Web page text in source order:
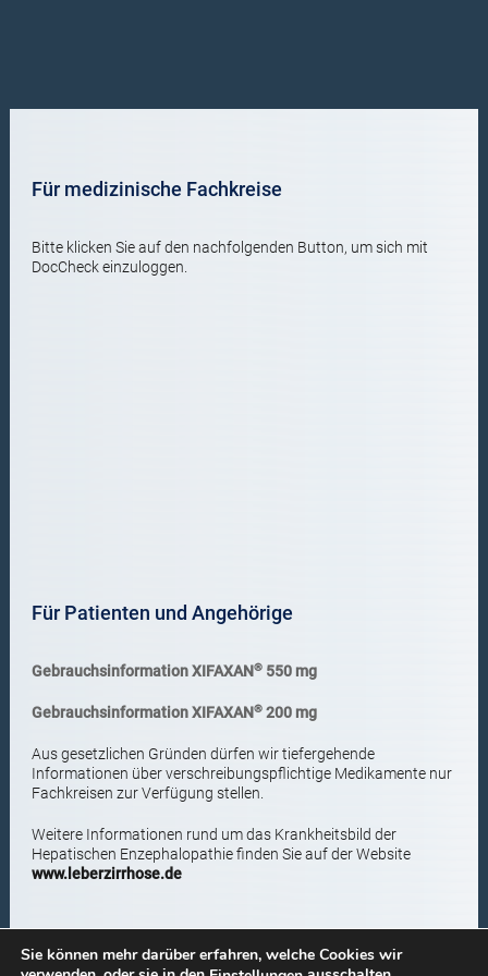
Für medizinische Fachkreise
Bitte klicken Sie auf den nachfolgenden Button, um sich mit
DocCheck einzuloggen.
Für Patienten und Angehörige
Gebrauchsinformation XIFAXAN®550 mg
Gebrauchsinformation XIFAXAN®200 mg
Aus gesetzlichen Gründen dürfen wir tiefergehende
Informationen über verschreibungspflichtige Medikamente nur
Fachkreisen zur Verfügung stellen.
Weitere Informationen rund um das Krankheitsbild der
Hepatischen Enzephalopathie finden Sie auf der Website
www.leberzirrhose.de
ÜBER NORGINE | KONTAKT | IMPRESSUM |
Sie können mehr darüber erfahren, welche Cookies wir